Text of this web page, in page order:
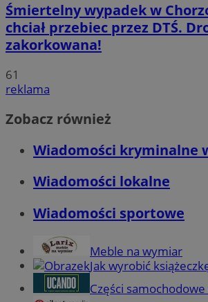
Śmiertelny wypadek w
chciał przebiec przez DTŚ.
zakorkowana!
61
reklama
Zobacz również
Wiadomości kryminalne
Wiadomości lokalne
Wiadomości sportowe
Meble na wymiar
Jak wyrobić
Części samochodowe